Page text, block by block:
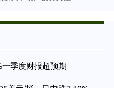
季度财报超预期